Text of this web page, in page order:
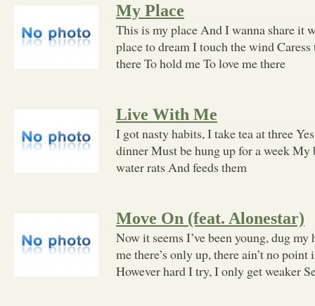
My Place
This is my place And I wanna share it
place to dream I touch the wind
there To hold me To love me there
Live With Me
I got nasty habits, I take tea at three
dinner Must be hung up for a week My
water rats And feeds them
Move On (feat. Alonestar)
Now it seems I’ve been young, dug
me there’s only up, there ain’t no
However hard I try, I only get weaker